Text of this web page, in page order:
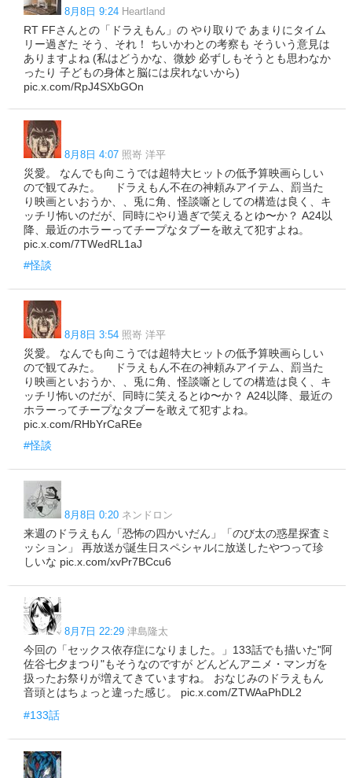
8月8日 9:24 Heartland
RT FFさんとの「ドラえもん」の やり取りで あまりにタイム
リー過ぎた そう、それ！ ちいかわとの考察も そういう意見は
ありますよね (私はどうかな、微妙 必ずしもそうとも思わなか
ったり 子どもの身体と脳には戻れないから)
pic.x.com/RpJ4SXbGOn
8月8日 4:07 照嵜 洋平
災愛。 なんでも向こうでは超特大ヒットの低予算映画らしい
ので観てみた。 ドラえもん不在の神頼みアイテム、罰当た
り映画といおうか、、兎に角、怪談噺としての構造は良く、キ
ッチリ怖いのだが、同時にやり過ぎで笑えるとゆ〜か？ A24以
降、最近のホラーってチープなタブーを敢えて犯すよね。
pic.x.com/7TWedRL1aJ
#怪談
8月8日 3:54 照嵜 洋平
災愛。 なんでも向こうでは超特大ヒットの低予算映画らしい
ので観てみた。 ドラえもん不在の神頼みアイテム、罰当た
り映画といおうか、、兎に角、怪談噺としての構造は良く、キ
ッチリ怖いのだが、同時に笑えるとゆ〜か？ A24以降、最近の
ホラーってチープなタブーを敢えて犯すよね。
pic.x.com/RHbYrCaREe
#怪談
8月8日 0:20 ネンドロン
来週のドラえもん「恐怖の四かいだん」「のび太の惑星探査ミ
ッション」 再放送が誕生日スペシャルに放送したやつって珍
しいな pic.x.com/xvPr7BCcu6
8月7日 22:29 津島隆太
今回の「セックス依存症になりました。」133話でも描いた"阿
佐谷七夕まつり"もそうなのですが どんどんアニメ・マンガを
扱ったお祭りが増えてきていますね。 おなじみのドラえもん
音頭とはちょっと違った感じ。 pic.x.com/ZTWAaPhDL2
#133話